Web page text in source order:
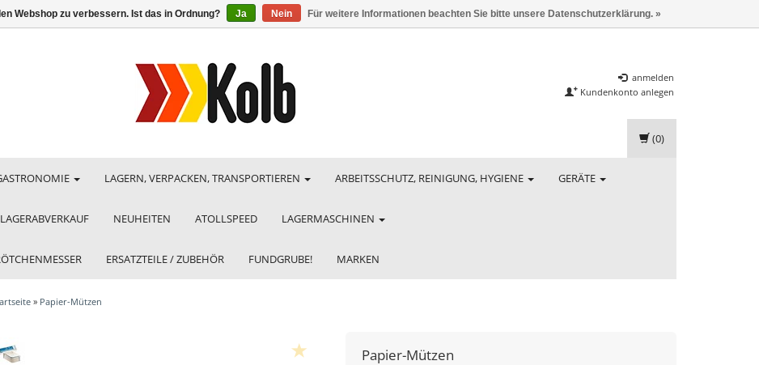
anmelden
Kundenkonto anlegen
LAGERN, VERPACKEN, TRANSPORTIEREN ARBEITSSCHUTZ, REINIGUNG, HYGIENE GERÄTE
LAGERABVERKAUF NEUHEITEN ATOLLSPEED LAGERMASCHINEN
ERSATZTEILE / ZUBEHÖR FUNDGRUBE! MARKEN
(0)
» Papier-Mützen
Papier-Mützen
Webshop zu verbessern. Ist das in Ordnung? Ja Nein Für weitere Informationen beachten Sie bitte unsere Datenschutzerklärung. »